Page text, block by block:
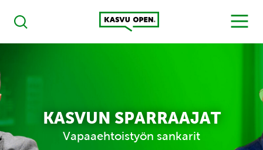
Haku
Kasvu Open
MENU
KASVUN SPARRAAJAT
Vapaaehtoistyön sankarit